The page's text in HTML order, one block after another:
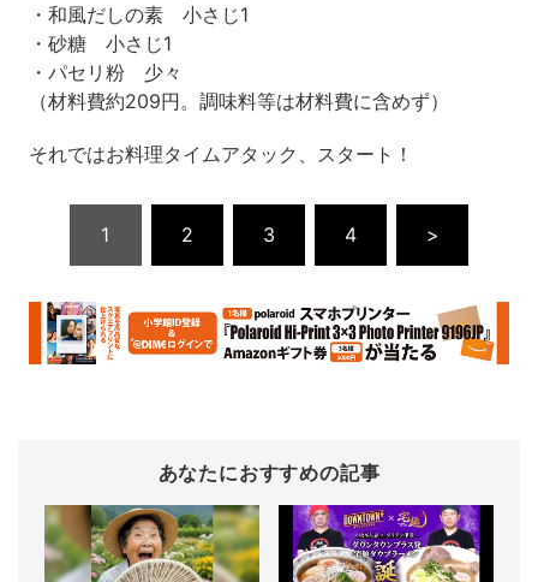
・和風だしの素 小さじ1
・砂糖 小さじ1
・パセリ粉 少々
（材料費約209円。調味料等は材料費に含めず）
それではお料理タイムアタック、スタート！
1 2 3 4 >
あなたにおすすめの記事